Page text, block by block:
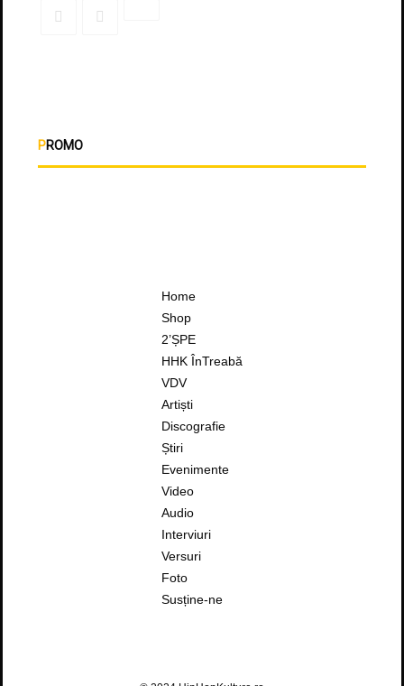
PROMO
Home
Shop
2’ȘPE
HHK ÎnTreabă
VDV
Artiști
Discografie
Știri
Evenimente
Video
Audio
Interviuri
Versuri
Foto
Susține-ne